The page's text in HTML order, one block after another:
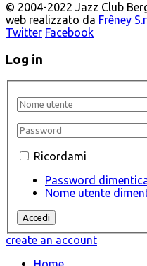
© 2004-2022 Jazz Club
web realizzato da Frêney
Twitter Facebook
Log in
Ricordami
Password
Nome utente
create an account